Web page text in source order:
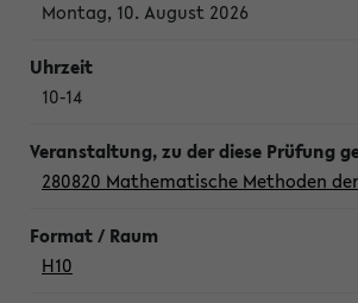
Montag, 10. August 2026
10-14
280820 Mathematische Methoden
H10